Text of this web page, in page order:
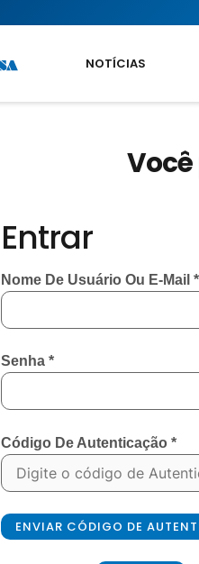
NOTÍCIAS
Entrar
Nome De Usuário Ou E-Mail*
Senha*
Código De Autenticação*
ENVIAR CÓDIGO DE